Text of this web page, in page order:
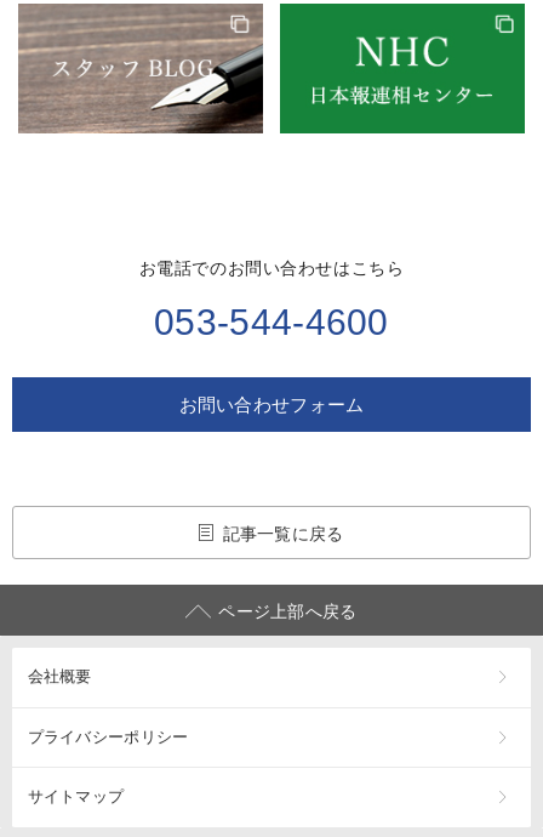
お電話でのお問い合わせはこちら
053-544-4600
お問い合わせフォーム
記事一覧に戻る
ページ上部へ戻る
会社概要
プライバシーポリシー
サイトマップ